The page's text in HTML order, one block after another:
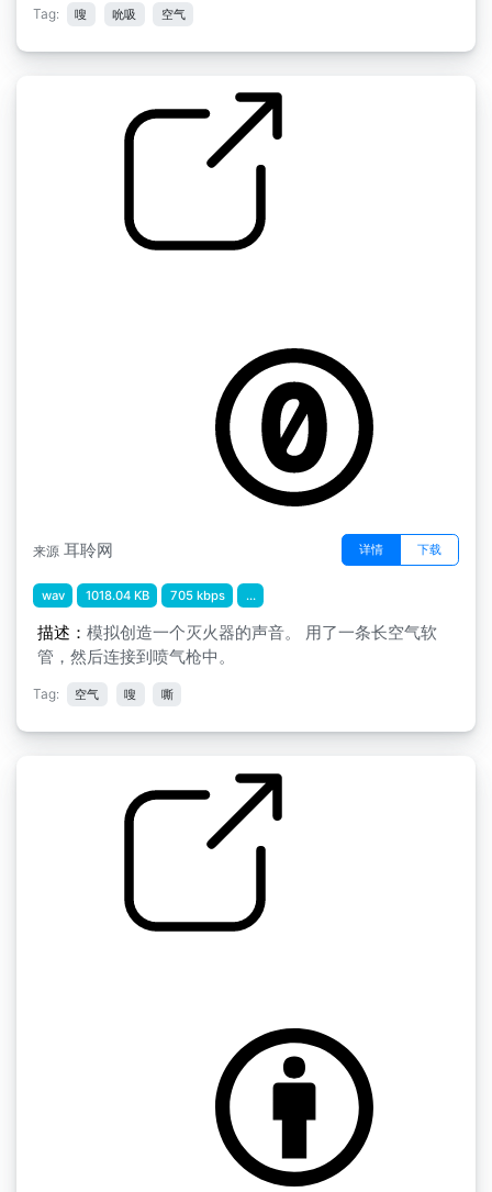
Tag: 嗖 吮吸 空气
来源 耳聆网 详情 下载
wav 1018.04 KB 705 kbps ...
描述： 模拟创造一个灭火器的声音。 用了一条长空气软
管，然后连接到喷气枪中。
Tag: 空气 嗖 嘶